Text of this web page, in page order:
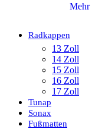
Mehr
Radkappen
13 Zoll
14 Zoll
15 Zoll
16 Zoll
17 Zoll
Tunap
Sonax
Fußmatten